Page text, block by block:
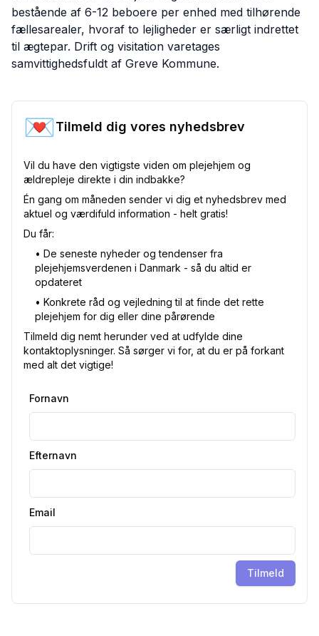
bestående af 6-12 beboere per enhed med tilhørende
fællesarealer, hvoraf to lejligheder er særligt indrettet
til ægtepar. Drift og visitation varetages
samvittighedsfuldt af Greve Kommune.
💌Tilmeld dig vores nyhedsbrev
Vil du have den vigtigste viden om plejehjem og
ældrepleje direkte i din indbakke?
Én gang om måneden sender vi dig et nyhedsbrev med
aktuel og værdifuld information - helt gratis!
Du får:
•⁠ De seneste nyheder og tendenser fra
plejehjemsverdenen i Danmark - så du altid er
opdateret
•⁠ Konkrete råd og vejledning til at finde det rette
plejehjem for dig eller dine pårørende
Tilmeld dig nemt herunder ved at udfylde dine
kontaktoplysninger. Så sørger vi for, at du er på forkant
med alt det vigtige!
Fornavn
Efternavn
Email
Tilmeld